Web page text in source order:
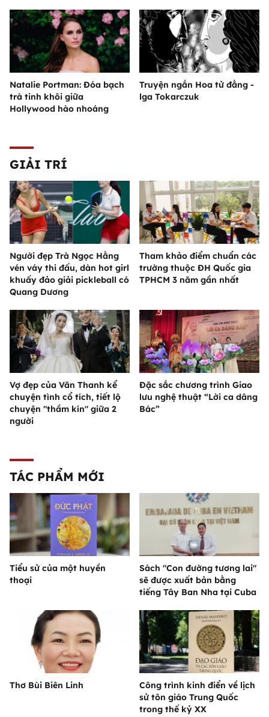
Natalie Portman: Đóa bạch
trà tinh khôi giữa
Hollywood hào nhoáng
Truyện ngắn Hoa tử đằng -
lga Tokarczuk
GIẢI TRÍ
Người đẹp Trà Ngọc Hằng
vén váy thi đấu, dàn hot girl
khuấy đảo giải pickleball có
Quang Dương
Tham khảo điểm chuẩn các
trường thuộc ĐH Quốc gia
TPHCM 3 năm gần nhất
Vợ đẹp của Văn Thanh kể
chuyện tình cổ tích, tiết lộ
chuyện "thầm kín" giữa 2
người
Đặc sắc chương trình Giao
lưu nghệ thuật “Lời ca dâng
Bác”
TÁC PHẨM MỚI
Tiểu sử của một huyền
thoại
Sách "Con đường tương lai"
sẽ được xuất bản bằng
tiếng Tây Ban Nha tại Cuba
Thơ Bùi Biên Linh
Công trình kinh điển về lịch
sử tôn giáo Trung Quốc
trong thế kỷ XX